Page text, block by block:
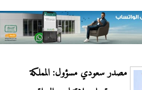
مصدر سعودي مسؤول: المملكة